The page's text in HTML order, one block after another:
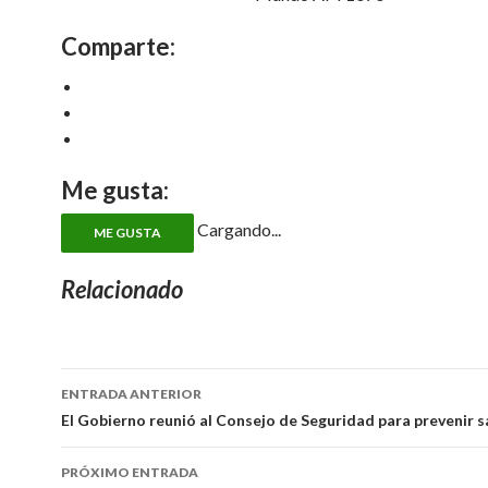
Comparte:
Me gusta:
ME GUSTA Cargando...
Relacionado
Navegador
de
ENTRADA ANTERIOR
El Gobierno reunió al Consejo de Seguridad para prevenir
PRÓXIMO ENTRADA